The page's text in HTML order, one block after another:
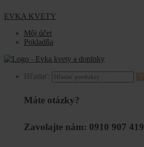
EVKA KVETY
Môj účet
Pokladňa
Hľadať:
Máte otázky?
Zavolajte nám: 0910 907 419